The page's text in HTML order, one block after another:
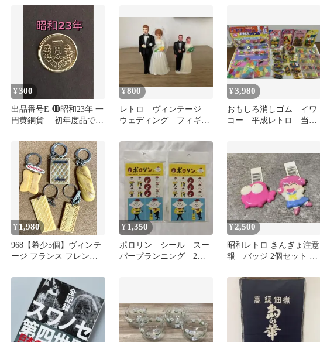
器 年代物 古美術
¥300
出品番号E-⓫昭和23年 一
円黄銅貨 初年度品で
¥800
レトロ ヴィンテージ
ウェディング フィギュ
ニチュア
¥3,980
おもしろ消しゴム イワ
コー 平成レトロ 当時
¥1,980
968【希少5個】ヴィンテ
ージ フランス フレンチ
¥ 1,350
ポロリン シール スー
パープランニング 2枚
¥2,500
昭和レトロ きんぎょ注意
報 バッジ 2個セット 当